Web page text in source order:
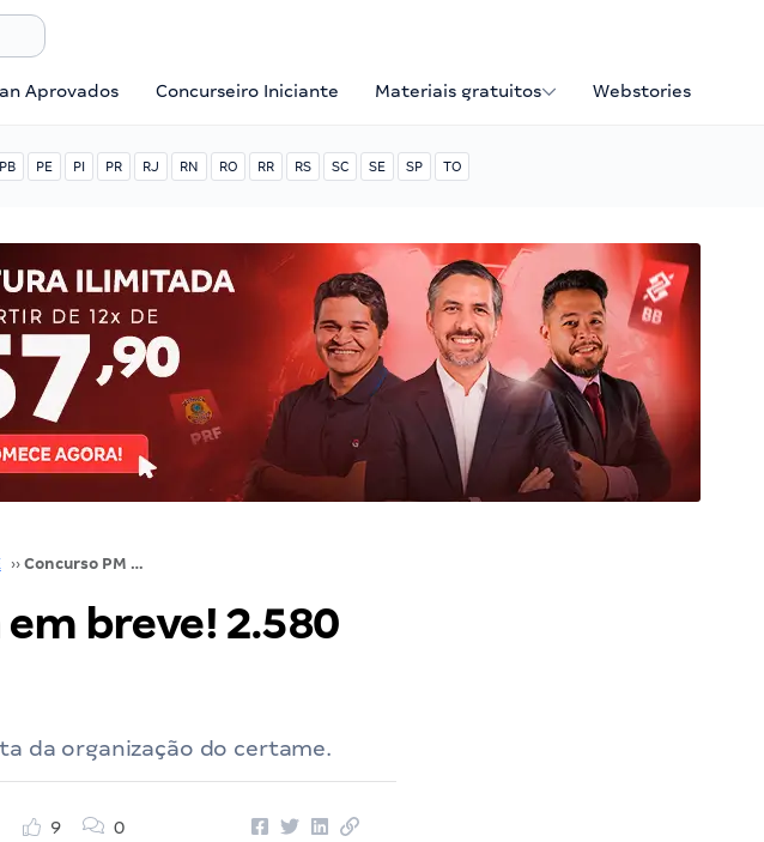
Aprovados Concurseiro Iniciante Materiais gratuitos Webstories
PB PE PI PR RJ RN RO RR RS SC SE SP TO
›› Concurso PM PE: banca em breve! 2.580 vagas autorizadas
em breve! 2.580
da organização do certame.
9 0